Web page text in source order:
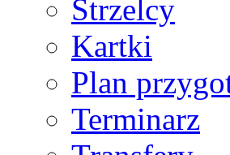
Strzelcy
Kartki
Plan
Terminarz